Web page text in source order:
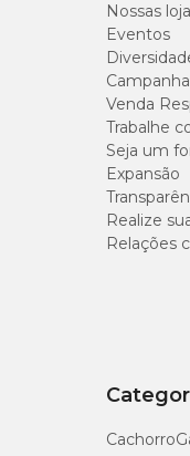
Nossas
Eventos
Venda
Trabalhe
Seja um
Expansão
Realize
Relações
Cachorro